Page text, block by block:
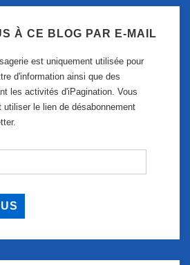
À CE BLOG PAR E-MAIL
est uniquement utilisée pour
d'information ainsi que des
les activités d'iPagination. Vous
le lien de désabonnement